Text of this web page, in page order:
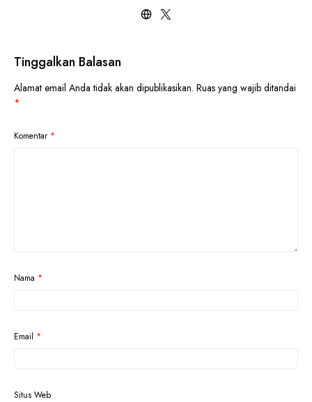
Tinggalkan Balasan
Alamat email Anda tidak akan dipublikasikan. Ruas yang wajib ditandai
*
Komentar *
Nama *
Email *
Situs Web